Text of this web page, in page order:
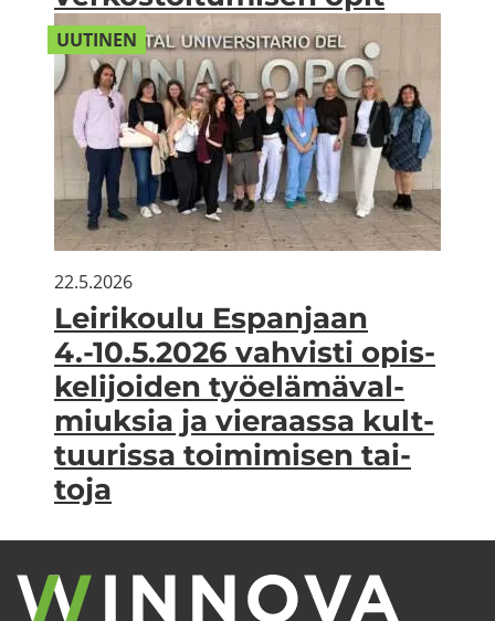
UU­TI­NEN
22.5.2026
Lei­ri­kou­lu Es­pan­jaan
4.-10.5.2026 vah­vis­ti opis­
ke­li­joi­den työ­elä­mä­val­
miuk­sia ja vie­raas­sa kult­
tuu­ris­sa toi­mi­mi­sen tai­
to­ja